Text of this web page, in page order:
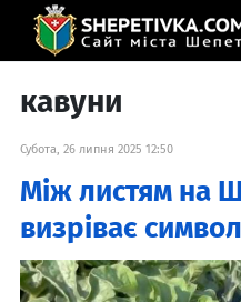
кавуни
Субота, 26 липня 2025 12:50
Між листям на
визріває